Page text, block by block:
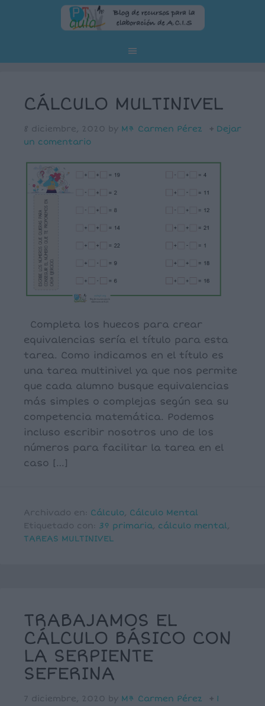
CÁLCULO MULTINIVEL
8 diciembre, 2020 by Mª Carmen Pérez
Dejar
un comentario
Completa los huecos para crear
equivalencias sería el título para esta
tarea. Como indicamos en el título es
una tarea multinivel ya que nos permite
que cada alumno busque equivalencias
más simples o complejas según sea su
competencia matemática. Podemos
incluso escribir nosotros uno de los
números para facilitar la tarea en el
caso […]
Archivado en: Cálculo, Cálculo Mental
Etiquetado con: 3º primaria, cálculo mental,
TAREAS MULTINIVEL
TRABAJAMOS EL
CÁLCULO BÁSICO CON
LA SERPIENTE
SEFERINA
7 diciembre, 2020 by Mª Carmen Pérez
1